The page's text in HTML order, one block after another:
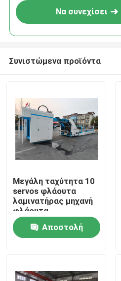
Σπίτι
VR παρουσιάστε
Να συνεχίσει
Συνιστώμενα προϊόντα
Μεγάλη ταχύτητα 10
servos φλάουτα
λαμινατήρας μηχανή
φλάουτα
λαμινατήρας μηχανή
για κυματοειδή
χαρτόνια βιομηχανία
Αποστολή